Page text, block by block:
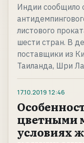
Индии сообщило
листового
шести стран. В
поставщики из
Таиланда, Шри
17.10.2019 12:46
цветными
условиях